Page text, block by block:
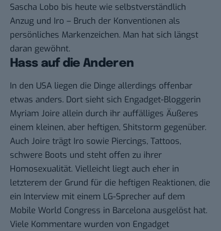
Sascha Lobo bis heute wie selbstverständlich
Anzug und Iro – Bruch der Konventionen als
persönliches Markenzeichen. Man hat sich längst
daran gewöhnt.
Hass auf die Anderen
In den USA liegen die Dinge allerdings offenbar
etwas anders. Dort sieht sich Engadget-Bloggerin
Myriam Joire allein durch ihr auffälliges Äußeres
einem kleinen, aber heftigen, Shitstorm gegenüber.
Auch Joire trägt Iro sowie Piercings, Tattoos,
schwere Boots und steht offen zu ihrer
Homosexualität. Vielleicht liegt auch eher in
letzterem der Grund für die heftigen Reaktionen, die
ein Interview mit einem LG-Sprecher auf dem
Mobile World Congress in Barcelona ausgelöst hat.
Viele Kommentare wurden von Engadget